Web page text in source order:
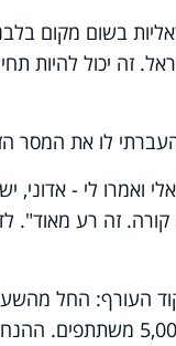
בשום מקום
זה יכול להיות
ואמרו לי - אדוני,
זה רע מאוד".
מלאה ברחבי הארץ, בכפוף להגבלת